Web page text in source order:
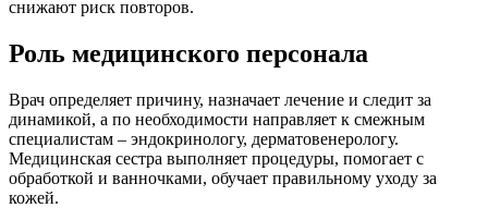
снижают риск повторов.
Роль медицинского персонала
Врач определяет причину, назначает лечение и следит за
динамикой, а по необходимости направляет к смежным
специалистам – эндокринологу, дерматовенерологу.
Медицинская сестра выполняет процедуры, помогает с
обработкой и ванночками, обучает правильному уходу за
кожей.